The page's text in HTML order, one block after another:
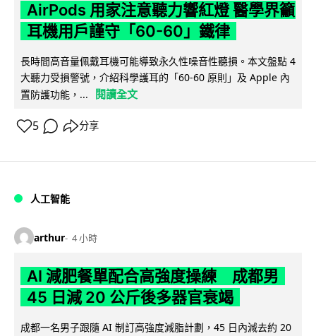
AirPods 用家注意聽力響紅燈 醫學界籲
耳機用戶謹守「60-60」鐵律
長時間高音量佩戴耳機可能導致永久性噪音性聽損。本文盤點 4
大聽力受損警號，介紹科學護耳的「60-60 原則」及 Apple 內
置防護功能，...
閱讀全文
5 分享
人工智能
arthur 4 小時
AI 減肥餐單配合高強度操練 成都男
45 日減 20 公斤後多器官衰竭
成都一名男子跟隨 AI 制訂高強度減脂計劃，45 日內減去約 20